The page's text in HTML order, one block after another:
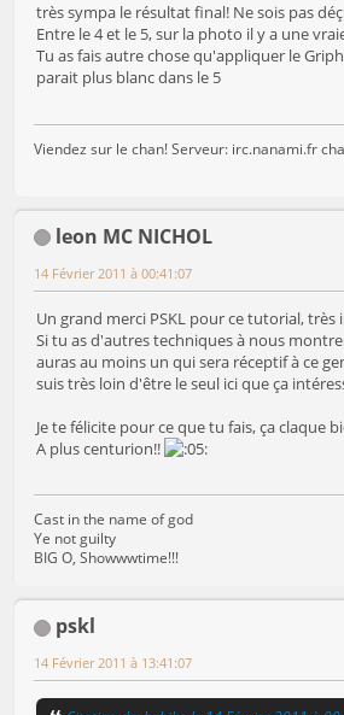
très sympa le résultat final! Ne sois pas
Entre le 4 et le 5, sur la photo il y a une
Tu as fais autre chose qu'appliquer le
parait plus blanc dans le 5
Viendez sur le chan! Serveur: irc.nanami.fr
leon MC NICHOL
14 Février 2011 à 00:41:07
Un grand merci PSKL pour ce tutorial, très
Si tu as d'autres techniques à nous
auras au moins un qui sera réceptif à ce
suis très loin d'être le seul ici que ça
Je te félicite pour ce que tu fais, ça claque
A plus centurion!!
Cast in the name of god
Ye not guilty
BIG O, Showwwtime!!!
pskl
14 Février 2011 à 13:41:07